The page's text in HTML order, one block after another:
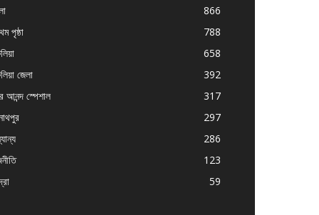
866
পৃষ্ঠা
788
658
জেলা
392
আনন্দ স্পেশাল
317
297
286
123
59